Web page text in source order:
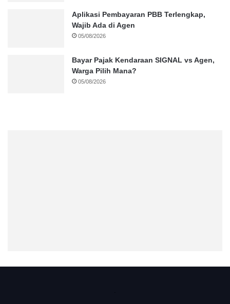
Aplikasi Pembayaran PBB Terlengkap,
Wajib Ada di Agen
05/08/2026
Bayar Pajak Kendaraan SIGNAL vs Agen,
Warga Pilih Mana?
05/08/2026